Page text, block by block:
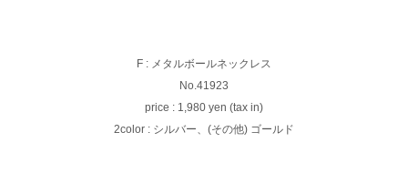
F : メタルボールネックレス
No.41923
price : 1,980 yen (tax in)
2color : シルバー、(その他) ゴールド